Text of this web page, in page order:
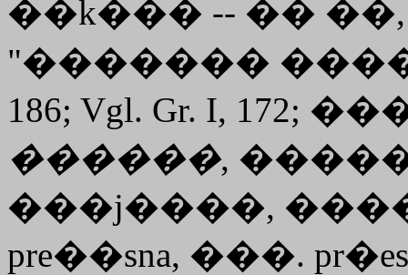
��k��� -- ��
"������� ����"
186; Vgl. Gr. I, 172;
������,
���j����,
pre��sna, ���.